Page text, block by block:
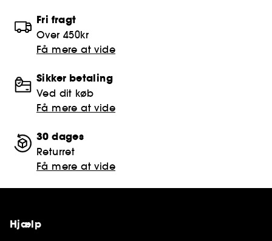
Fri fragt
Over 450kr
Få mere at vide
Sikker betaling
Ved dit køb
Få mere at vide
30 dages
Returret
Få mere at vide
Hjælp